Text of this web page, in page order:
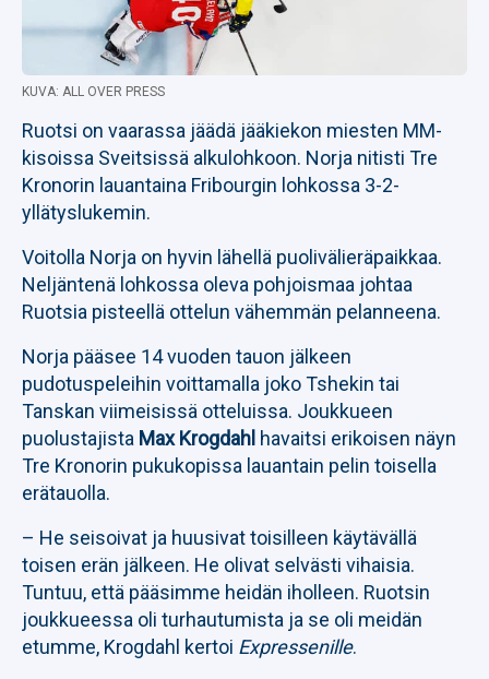
KUVA: ALL OVER PRESS
Ruotsi on vaarassa jäädä jääkiekon miesten MM-
kisoissa Sveitsissä alkulohkoon. Norja nitisti Tre
Kronorin lauantaina Fribourgin lohkossa 3-2-
yllätyslukemin.
Voitolla Norja on hyvin lähellä puolivälieräpaikkaa.
Neljäntenä lohkossa oleva pohjoismaa johtaa
Ruotsia pisteellä ottelun vähemmän pelanneena.
Norja pääsee 14 vuoden tauon jälkeen
pudotuspeleihin voittamalla joko Tshekin tai
Tanskan viimeisissä otteluissa. Joukkueen
puolustajista Max Krogdahl havaitsi erikoisen näyn
Tre Kronorin pukukopissa lauantain pelin toisella
erätauolla.
– He seisoivat ja huusivat toisilleen käytävällä
toisen erän jälkeen. He olivat selvästi vihaisia.
Tuntuu, että pääsimme heidän iholleen. Ruotsin
joukkueessa oli turhautumista ja se oli meidän
etumme, Krogdahl kertoi Expressenille.